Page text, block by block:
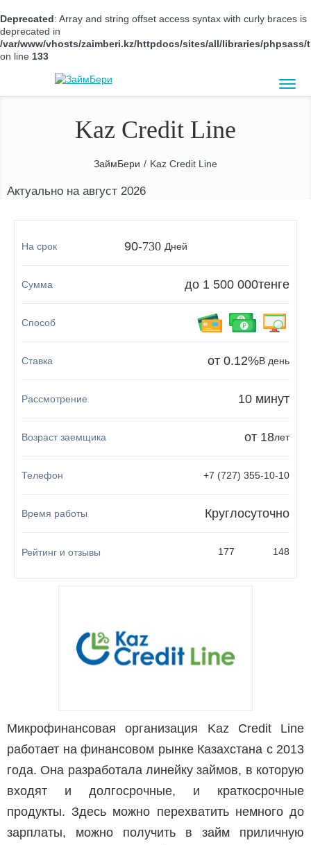
Deprecated: Array and string offset access syntax with curly braces is
deprecated in
/var/www/vhosts/zaimberi.kz/httpdocs/sites/all/libraries/phpsass/
on line 133
Kaz Credit Line
ЗаймБери / Kaz Credit Line
Актуально на август 2026
90-730 Дней
до 1 500 000тенге
от 0.12%В день
10 минут
от 18лет
+7 (727) 355-10-10
Круглосуточно
177 148
Микрофинансовая организация Kaz Credit Line
работает на финансовом рынке Казахстана с 2013
года. Она разработала линейку займов, в которую
входят и долгосрочные, и краткосрочные
продукты. Здесь можно перехватить немного до
зарплаты, можно получить в займ приличную